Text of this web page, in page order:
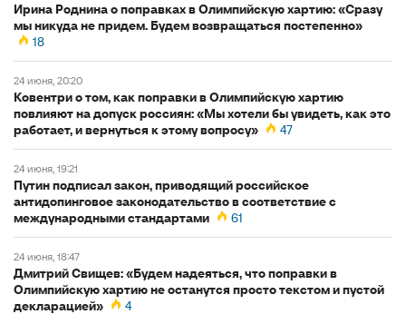
Ирина Роднина о поправках в Олимпийскую хартию: «Сразу
мы никуда не придем. Будем возвращаться постепенно»
18
24 июня, 20:20
Ковентри о том, как поправки в Олимпийскую хартию
повлияют на допуск россиян: «Мы хотели бы увидеть, как это
работает, и вернуться к этому вопросу»
47
24 июня, 19:21
Путин подписал закон, приводящий российское
антидопинговое законодательство в соответствие с
международными стандартами
61
24 июня, 18:47
Дмитрий Свищев: «Будем надеяться, что поправки в
Олимпийскую хартию не останутся просто текстом и пустой
декларацией»
4